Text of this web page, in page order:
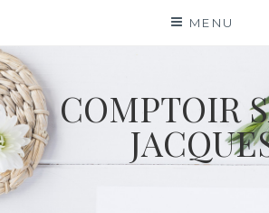
content
MENU
COMPTOIR